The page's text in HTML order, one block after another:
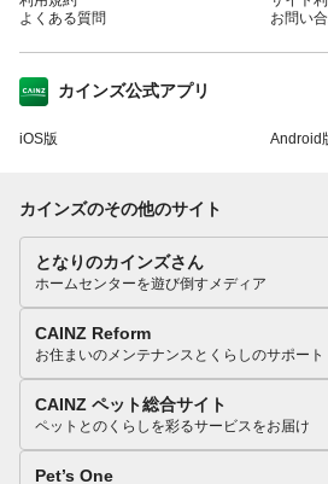
よくある質問
お問い
カインズ公式アプリ
iOS版 Android
カインズのその他のサイト
となりのカインズさん
ホームセンターを遊び倒すメディア
CAINZ Reform
お住まいのメンテナンスとくらしのサポート
CAINZ ペット総合サイト
ペットとのくらしを彩るサービスをお届け
Pet’s One